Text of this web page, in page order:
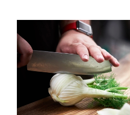
økologiske samtale
Læs mere om Workshop